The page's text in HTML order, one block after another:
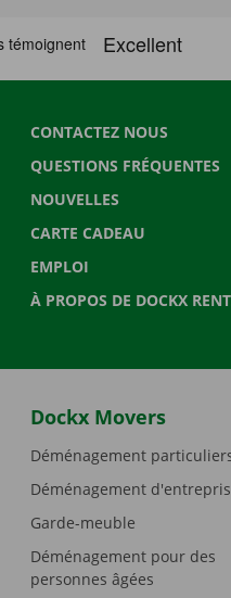
CONTACTEZ NOUS
QUESTIONS FRÉQUENTES
NOUVELLES
CARTE CADEAU
EMPLOI
À PROPOS DE DOCKX
Dockx Movers
Déménagement
Déménagement
Garde-meuble
Déménagement pour des
personnes âgées